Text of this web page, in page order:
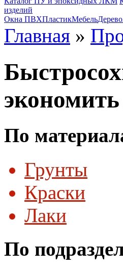
изделий
Окна ПВХПластикМебельДерево
Главная »
экономить
По
Грунты
Краски
Лаки
По